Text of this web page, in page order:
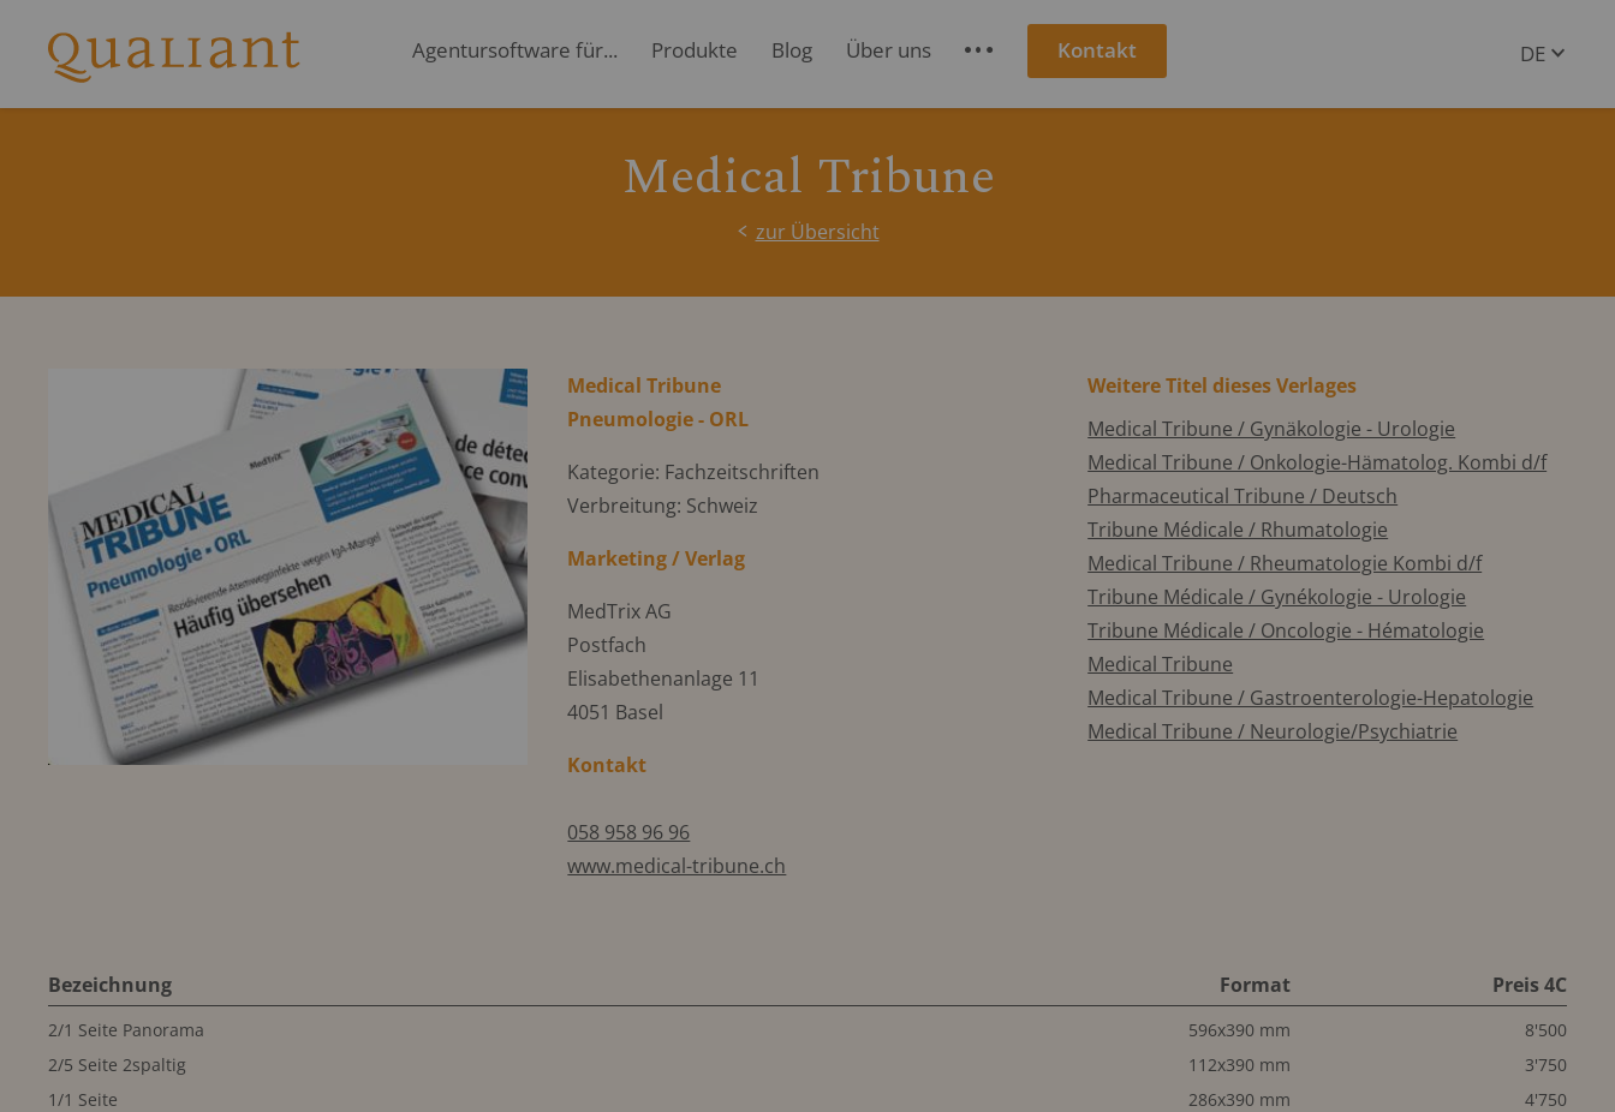
Agentursoftware für... Produkte Blog Über uns S Kontakt
DE
Medical Tribune
zur Übersicht
Medical Tribune
Pneumologie - ORL
Kategorie: Fachzeitschriften
Verbreitung: Schweiz
Marketing / Verlag
MedTrix AG
Postfach
Elisabethenanlage 11
4051 Basel
Kontakt
058 958 96 96
www.medical-tribune.ch
Weitere Titel dieses Verlages
Medical Tribune / Gynäkologie - Urologie
Medical Tribune / Onkologie-Hämatolog. Kombi d/f
Pharmaceutical Tribune / Deutsch
Tribune Médicale / Rhumatologie
Medical Tribune / Rheumatologie Kombi d/f
Tribune Médicale / Gynékologie - Urologie
Tribune Médicale / Oncologie - Hématologie
Medical Tribune
Medical Tribune / Gastroenterologie-Hepatologie
Medical Tribune / Neurologie/Psychiatrie
Bezeichnung Format Preis 4C
2/1 Seite Panorama 596x390 mm
8'500
2/5 Seite 2spaltig
112x390 mm
3'750
1/1 Seite
286x390 mm
4'750